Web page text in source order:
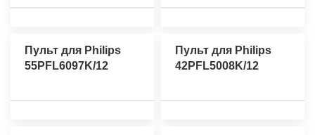
Пульт для Philips
55PFL6097K/12
Пульт для Philips
42PFL5008K/12